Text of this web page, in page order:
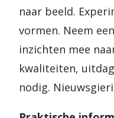
naar beeld.
vormen. Neem
inzichten mee
kwaliteiten,
nodig.